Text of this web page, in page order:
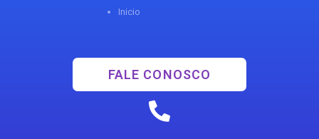
Inicio
FALE CONOSCO